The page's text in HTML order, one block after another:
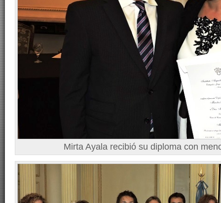
Mirta Ayala recibió su diploma con